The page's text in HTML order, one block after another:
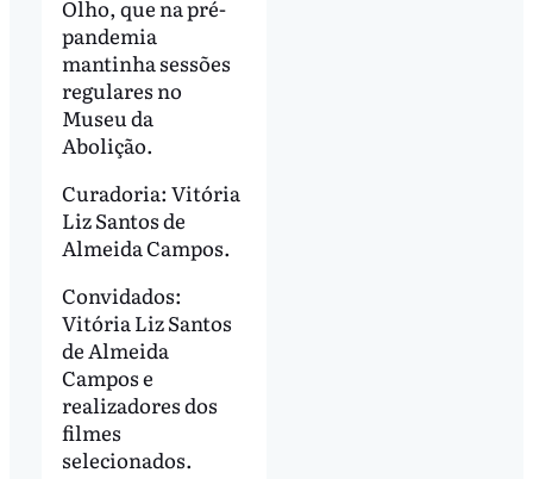
Olho, que na pré-
pandemia
mantinha sessões
regulares no
Museu da
Abolição.
Curadoria: Vitória
Liz Santos de
Almeida Campos.
Convidados:
Vitória Liz Santos
de Almeida
Campos e
realizadores dos
filmes
selecionados.